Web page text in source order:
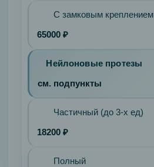
Простое
Лечение
кариеса
молочных
Лечение
пульпита
зубов
С замковым креплением
65000 ₽
Нейлоновые протезы
см. подпункты
Частичный (до 3-х ед)
18200 ₽
Полный